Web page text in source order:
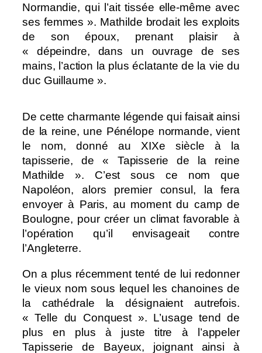
Normandie, qui l’ait tissée elle-même avec
ses femmes ». Mathilde brodait les exploits
de son époux, prenant plaisir à
« dépeindre, dans un ouvrage de ses
mains, l’action la plus éclatante de la vie du
duc Guillaume ».
De cette charmante légende qui faisait ainsi
de la reine, une Pénélope normande, vient
le nom, donné au XIXe siècle à la
tapisserie, de « Tapisserie de la reine
Mathilde ». C’est sous ce nom que
Napoléon, alors premier consul, la fera
envoyer à Paris, au moment du camp de
Boulogne, pour créer un climat favorable à
l’opération qu’il envisageait contre
l’Angleterre.
On a plus récemment tenté de lui redonner
le vieux nom sous lequel les chanoines de
la cathédrale la désignaient autrefois.
« Telle du Conquest ». L’usage tend de
plus en plus à juste titre à l’appeler
Tapisserie de Bayeux, joignant ainsi à